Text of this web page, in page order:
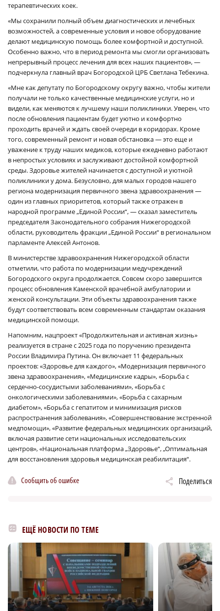
терапевтических коек.
«Мы сохранили полный объем диагностических и лечебных
возможностей, а современные условия и новое оборудование
делают медицинскую помощь более комфортной и доступной.
Особенно важно, что в период ремонта мы смогли организовать
непрерывный процесс лечения для всех наших пациентов», —
подчеркнула главный врач Богородской ЦРБ Светлана Тебекина.
«Мне как депутату по Богородскому округу важно, чтобы жители
получали не только качественные медицинские услуги, но и
видели, как меняются к лучшему наши поликлиники. Уверен, что
после обновления пациентам будет уютно и комфортно
проходить врачей и ждать своей очереди в коридорах. Кроме
того, современный ремонт и новая обстановка — это еще и
уважение к труду наших медиков, которые ежедневно работают
в непростых условиях и заслуживают достойной комфортной
среды. Здоровье жителей начинается с доступной и уютной
поликлиники у дома. Безусловно, для малых городов нашего
региона модернизация первичного звена здравоохранения —
один из главных приоритетов, который также отражен в
народной программе „Единой России“, — сказал заместитель
председателя Законодательного собрания Нижегородской
области, руководитель фракции „Единой России“ в региональном
парламенте Алексей Антонов.
В министерстве здравоохранения Нижегородской области
отметили, что работа по модернизации медучреждений
Богородского округа продолжается. Совсем скоро завершится
процесс обновления Каменской врачебной амбулатории и
женской консультации. Эти объекты здравоохранения также
будут соответствовать всем современным стандартам оказания
медицинской помощи.
Напомним, нацпроект «Продолжительная и активная жизнь»
реализуется в стране с 2025 года по поручению президента
России Владимира Путина. Он включает 11 федеральных
проектов: «Здоровье для каждого», «Модернизация первичного
звена здравоохранения», «Медицинские кадры», «Борьба с
сердечно-сосудистыми заболеваниями», «Борьба с
онкологическими заболеваниями», «Борьба с сахарным
диабетом», «Борьба с гепатитом и минимизация рисков
распространения заболевания», «Совершенствование экстренной
медпомощи», «Развитие федеральных медицинских организаций,
включая развитие сети национальных исследовательских
центров», «Национальная платформа „Здоровье“, „Оптимальная
для восстановления здоровья медицинская реабилитация“.
Сообщить об ошибке Поделиться
ЕЩЁ НОВОСТИ ПО ТЕМЕ